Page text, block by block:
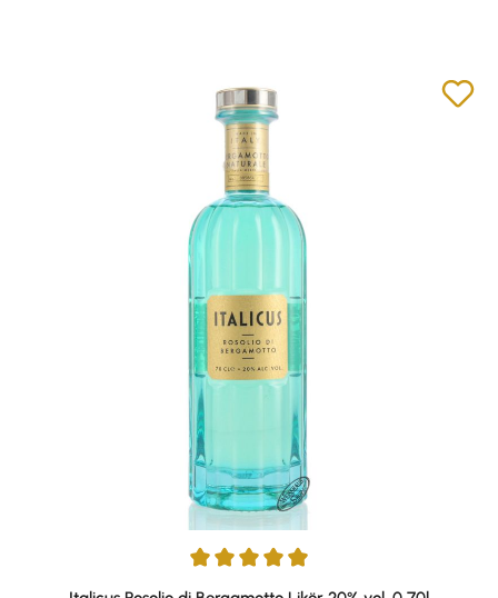
Durchschnittliche Bewertung von 4.92 von 5 Sternen